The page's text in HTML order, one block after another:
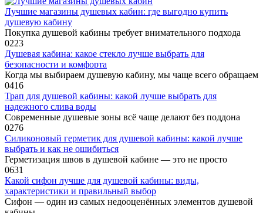
Лучшие магазины душевых кабин: где выгодно купить
душевую кабину
Покупка душевой кабины требует внимательного подхода
0223
Душевая кабина: какое стекло лучше выбрать для
безопасности и комфорта
Когда мы выбираем душевую кабину, мы чаще всего обращаем
0416
Трап для душевой кабины: какой лучше выбрать для
надежного слива воды
Современные душевые зоны всё чаще делают без поддона
0276
Силиконовый герметик для душевой кабины: какой лучше
выбрать и как не ошибиться
Герметизация швов в душевой кабине — это не просто
0631
Какой сифон лучше для душевой кабины: виды,
характеристики и правильный выбор
Сифон — один из самых недооценённых элементов душевой